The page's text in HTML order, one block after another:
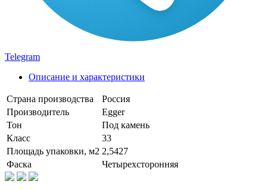
Telegram
Описание и характеристики
Страна производства
Россия
Производитель
Egger
Тон
Под камень
Класс
33
Площадь упаковки, м2 2,5427
Фаска
Четырехсторонняя